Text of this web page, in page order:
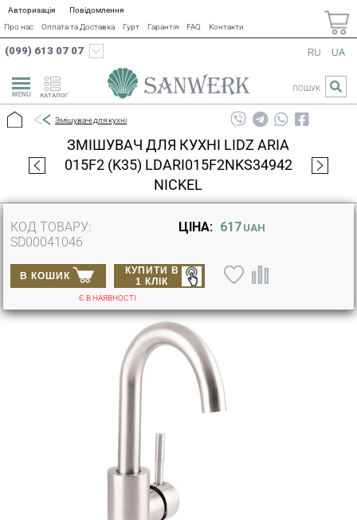
Авторизація
Повідомлення
Про нас
Оплата та Доставка Гурт Гарантія FAQ Контакти
(099) 613 07 07
КАТАЛОГ
RU UA
ПОШУК
Змішувачі для кухні
ЗМІШУВАЧ ДЛЯ КУХНІ LIDZ ARIA
015F2 (K35) LDARI015F2NKS34942
NICKEL
КОД ТОВАРУ:
SD00041046
ЦІНА: 617 UAH
В КОШИК
КУПИТИ В
1 КЛІК
Є В НАЯВНОСТІ